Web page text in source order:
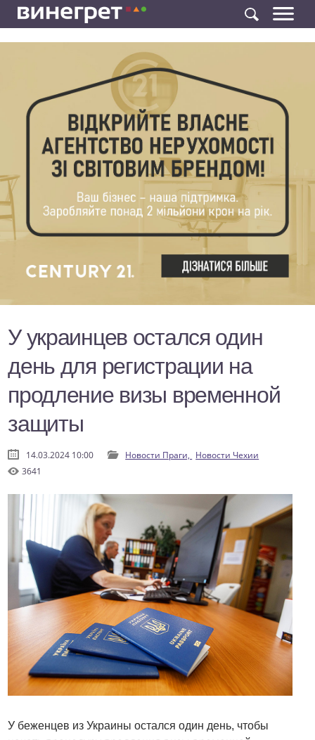
У украинцев остался один
день для регистрации на
продление визы временной
защиты
14.03.2024 10:00 Новости Праги, Новости Чехии
3641
У беженцев из Украины остался один день, чтобы